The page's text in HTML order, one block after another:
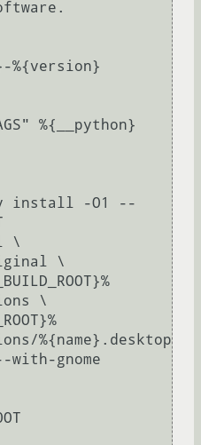
%{version}
%{__python}
install -O1 --
\
\
%{name}.desktop
with-gnome